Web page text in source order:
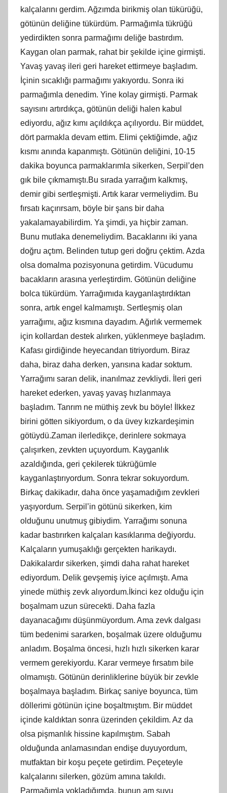
kalçalarını gerdim. Ağzımda birikmiş olan tükürüğü,
götünün deliğine tükürdüm. Parmağımla tükrüğü
yedirdikten sonra parmağımı deliğe bastırdım.
Kaygan olan parmak, rahat bir şekilde içine girmişti.
Yavaş yavaş ileri geri hareket ettirmeye başladım.
İçinin sıcaklığı parmağımı yakıyordu. Sonra iki
parmağımla denedim. Yine kolay girmişti. Parmak
sayısını artırdıkça, götünün deliği halen kabul
ediyordu, ağız kımı açıldıkça açılıyordu. Bir müddet,
dört parmakla devam ettim. Elimi çektiğimde, ağız
kısmı anında kapanmıştı. Götünün deliğini, 10-15
dakika boyunca parmaklarımla sikerken, Serpil’den
gık bile çıkmamıştı.Bu sırada yarrağım kalkmış,
demir gibi sertleşmişti. Artık karar vermeliydim. Bu
fırsatı kaçırırsam, böyle bir şans bir daha
yakalamayabilirdim. Ya şimdi, ya hiçbir zaman.
Bunu mutlaka denemeliydim. Bacaklarını iki yana
doğru açtım. Belinden tutup geri doğru çektim. Azda
olsa domalma pozisyonuna getirdim. Vücudumu
bacakların arasına yerleştirdim. Götünün deliğine
bolca tükürdüm. Yarrağımıda kayganlaştırdıktan
sonra, artık engel kalmamıştı. Sertleşmiş olan
yarrağımı, ağız kısmına dayadım. Ağırlık vermemek
için kollardan destek alırken, yüklenmeye başladım.
Kafası girdiğinde heyecandan titriyordum. Biraz
daha, biraz daha derken, yarısına kadar soktum.
Yarrağımı saran delik, inanılmaz zevkliydi. İleri geri
hareket ederken, yavaş yavaş hızlanmaya
başladım. Tanrım ne müthiş zevk bu böyle! İlkkez
birini götten sikiyordum, o da üvey kızkardeşimin
götüydü.Zaman ilerledikçe, derinlere sokmaya
çalışırken, zevkten uçuyordum. Kayganlık
azaldığında, geri çekilerek tükrüğümle
kayganlaştırıyordum. Sonra tekrar sokuyordum.
Birkaç dakikadır, daha önce yaşamadığım zevkleri
yaşıyordum. Serpil’in götünü sikerken, kim
olduğunu unutmuş gibiydim. Yarrağımı sonuna
kadar bastırırken kalçaları kasıklarıma değiyordu.
Kalçaların yumuşaklığı gerçekten harikaydı.
Dakikalardır sikerken, şimdi daha rahat hareket
ediyordum. Delik gevşemiş iyice açılmıştı. Ama
yinede müthiş zevk alıyordum.İkinci kez olduğu için
boşalmam uzun sürecekti. Daha fazla
dayanacağımı düşünmüyordum. Ama zevk dalgası
tüm bedenimi sararken, boşalmak üzere olduğumu
anladım. Boşalma öncesi, hızlı hızlı sikerken karar
vermem gerekiyordu. Karar vermeye fırsatım bile
olmamıştı. Götünün derinliklerine büyük bir zevkle
boşalmaya başladım. Birkaç saniye boyunca, tüm
döllerimi götünün içine boşaltmıştım. Bir müddet
içinde kaldıktan sonra üzerinden çekildim. Az da
olsa pişmanlık hissine kapılmıştım. Sabah
olduğunda anlamasından endişe duyuyordum,
mutfaktan bir koşu peçete getirdim. Peçeteyle
kalçalarını silerken, gözüm amına takıldı.
Parmağımla yokladığımda, bunun am suyu